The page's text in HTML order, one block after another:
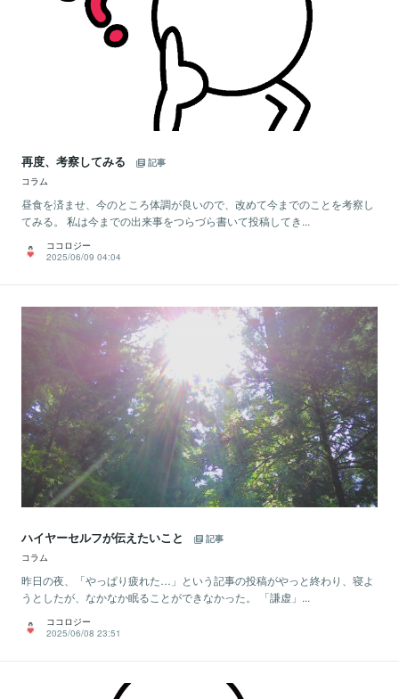
再度、考察してみる
記事
コラム
昼食を済ませ、今のところ体調が良いので、改めて今までのことを考察し
てみる。 私は今までの出来事をつらづら書いて投稿してき...
ココロジー
2025/06/09 04:04
ハイヤーセルフが伝えたいこと
記事
コラム
昨日の夜、「やっぱり疲れた…」という記事の投稿がやっと終わり、寝よ
うとしたが、なかなか眠ることができなかった。 「謙虚」...
ココロジー
2025/06/08 23:51